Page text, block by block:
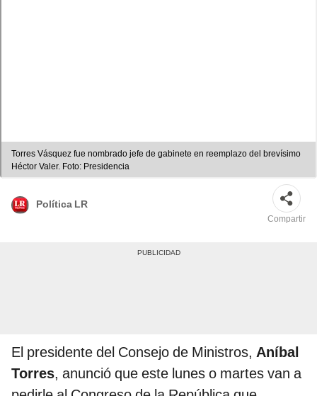
Torres Vásquez fue nombrado jefe de gabinete en reemplazo del brevísimo
Héctor Valer. Foto: Presidencia
Política LR
Compartir
El presidente del Consejo de Ministros, Aníbal
Torres, anunció que este lunes o martes van a